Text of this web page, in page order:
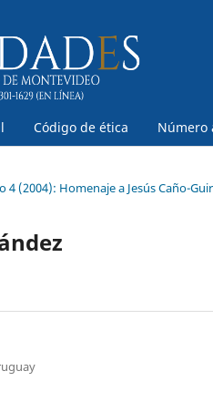
Código de ética Número
4 (2004): Homenaje a Jesús Caño-